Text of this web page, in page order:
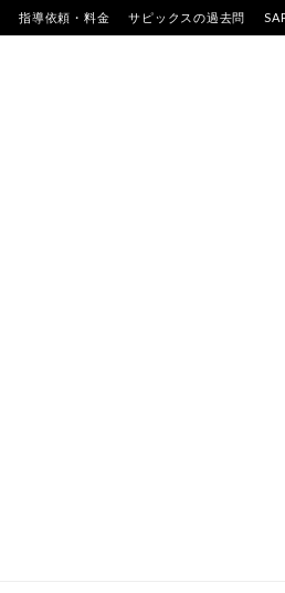
指導依頼・料金 サピックスの過去問